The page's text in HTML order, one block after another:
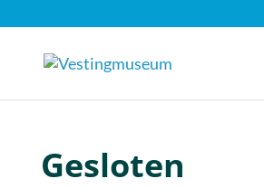
Gesloten